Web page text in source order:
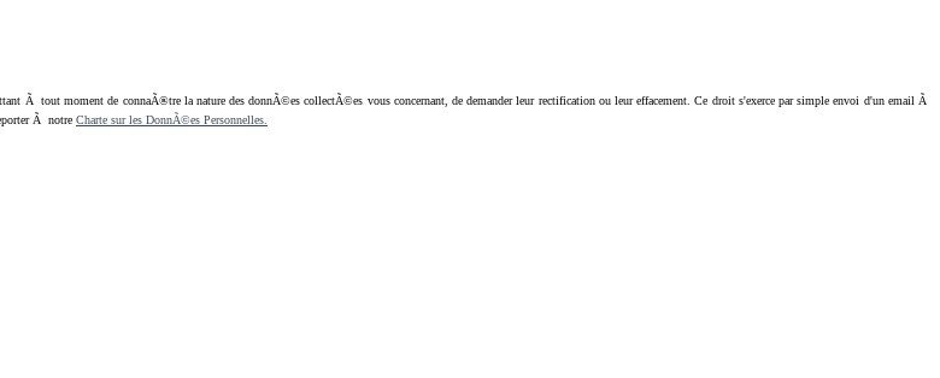
Ã tout moment de connaÃ®tre la nature des donnÃ©es collectÃ©es vous concernant, de demander leur rectification ou leur effacement. Ce droit s'exerce par simple envoi d'un email Ã
Ã notre Charte sur les DonnÃ©es Personnelles.